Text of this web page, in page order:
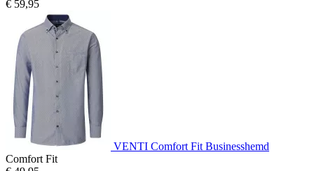
€ 59,95
VENTI Comfort Fit Businesshemd
Comfort Fit